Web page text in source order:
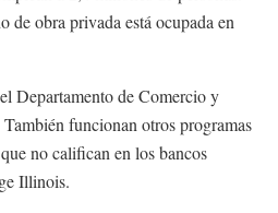
de obra privada está ocupada en
Departamento de Comercio y
funcionan otros programas
no califican en los bancos
Illinois.